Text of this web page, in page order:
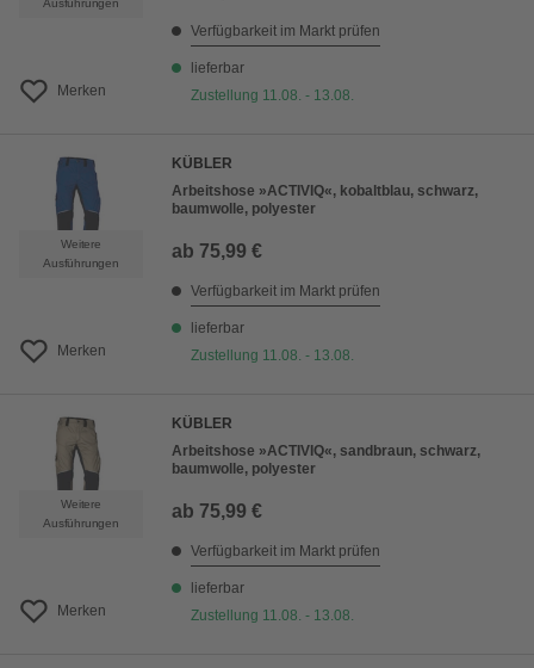
Ausführungen
Merken
Verfügbarkeit im Markt prüfen
lieferbar
Zustellung 11.08. - 13.08.
Weitere
Ausführungen
Merken
KÜBLER
Arbeitshose »ACTIVIQ«, kobaltblau, schwarz,
baumwolle, polyester
ab 75,99 €
Verfügbarkeit im Markt prüfen
lieferbar
Zustellung 11.08. - 13.08.
Weitere
Ausführungen
Merken
KÜBLER
Arbeitshose »ACTIVIQ«, sandbraun, schwarz,
baumwolle, polyester
ab 75,99 €
Verfügbarkeit im Markt prüfen
lieferbar
Zustellung 11.08. - 13.08.